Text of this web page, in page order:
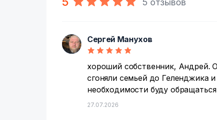
5 отзывов
С Сергей Манухов
хороший собственник, Андрей.
сгоняли семьей до Геленджика
необходимости буду
27.07.2026